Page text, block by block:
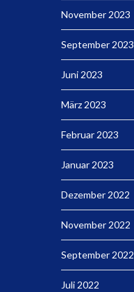
November 2023
September 2023
Juni 2023
März 2023
Februar 2023
Januar 2023
Dezember 2022
November 2022
September 2022
Juli 2022